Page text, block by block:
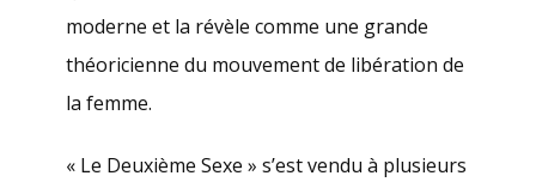
moderne et la révèle comme une grande
théoricienne du mouvement de libération de
la femme.
« Le Deuxième Sexe » s’est vendu à plusieurs